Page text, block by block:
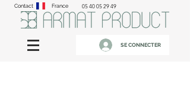
Contact France 05 40 05 29 49
SE CONNECTER